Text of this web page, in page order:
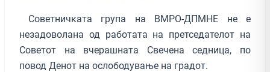
Советничката група на ВМРО-ДПМНЕ не е
незадоволана од работата на претседателот на
Советот на вчерашната Свечена седница, по
повод Денот на ослободување на градот.